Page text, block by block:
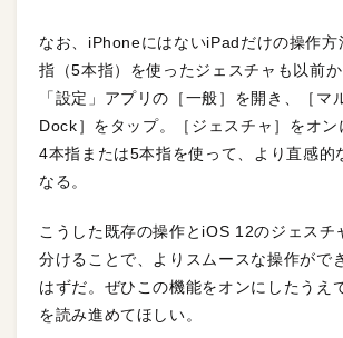
なお、iPhoneにはないiPadだけの操作方
指（5本指）を使ったジェスチャも以前か
「設定」アプリの［一般］を開き、［マ
Dock］をタップ。［ジェスチャ］をオン
4本指または5本指を使って、より直感的
なる。
こうした既存の操作とiOS 12のジェスチ
分けることで、よりスムースな操作がで
はずだ。ぜひこの機能をオンにしたうえ
を読み進めてほしい。